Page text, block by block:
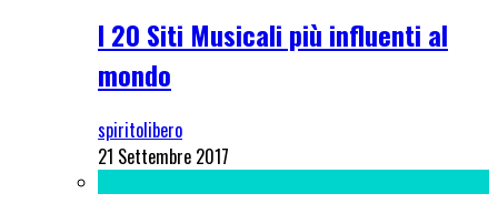
I 20 Siti Musicali più influenti al
mondo
spiritolibero
21 Settembre 2017